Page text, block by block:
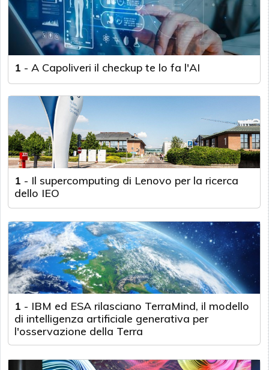
1 - A Capoliveri il checkup te lo fa l'AI
1 - Il supercomputing di Lenovo per la ricerca
dello IEO
1 - IBM ed ESA rilasciano TerraMind, il modello
di intelligenza artificiale generativa per
l'osservazione della Terra